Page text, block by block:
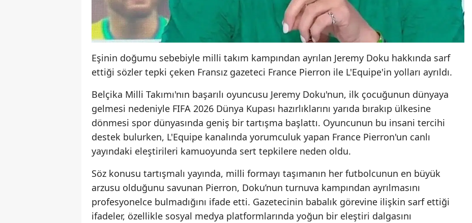
Eşinin doğumu sebebiyle milli takım kampından ayrılan Jeremy Doku hakkında sarf
ettiği sözler tepki çeken Fransız gazeteci France Pierron ile L'Equipe'in yolları ayrıldı.
Belçika Milli Takımı'nın başarılı oyuncusu Jeremy Doku'nun, ilk çocuğunun dünyaya
gelmesi nedeniyle FIFA 2026 Dünya Kupası hazırlıklarını yarıda bırakıp ülkesine
dönmesi spor dünyasında geniş bir tartışma başlattı. Oyuncunun bu insani tercihi
destek bulurken, L'Equipe kanalında yorumculuk yapan France Pierron'un canlı
yayındaki eleştirileri kamuoyunda sert tepkilere neden oldu.
Söz konusu tartışmalı yayında, milli formayı taşımanın her futbolcunun en büyük
arzusu olduğunu savunan Pierron, Doku’nun turnuva kampından ayrılmasını
profesyonelce bulmadığını ifade etti. Gazetecinin babalık görevine ilişkin sarf ettiği
ifadeler, özellikle sosyal medya platformlarında yoğun bir eleştiri dalgasını